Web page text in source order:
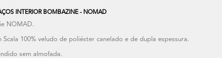
INTERIOR BOMBAZINE - NOMAD
NOMAD.
Scala 100% veludo de poliéster canelado e de dupla espessura.
sem almofada.